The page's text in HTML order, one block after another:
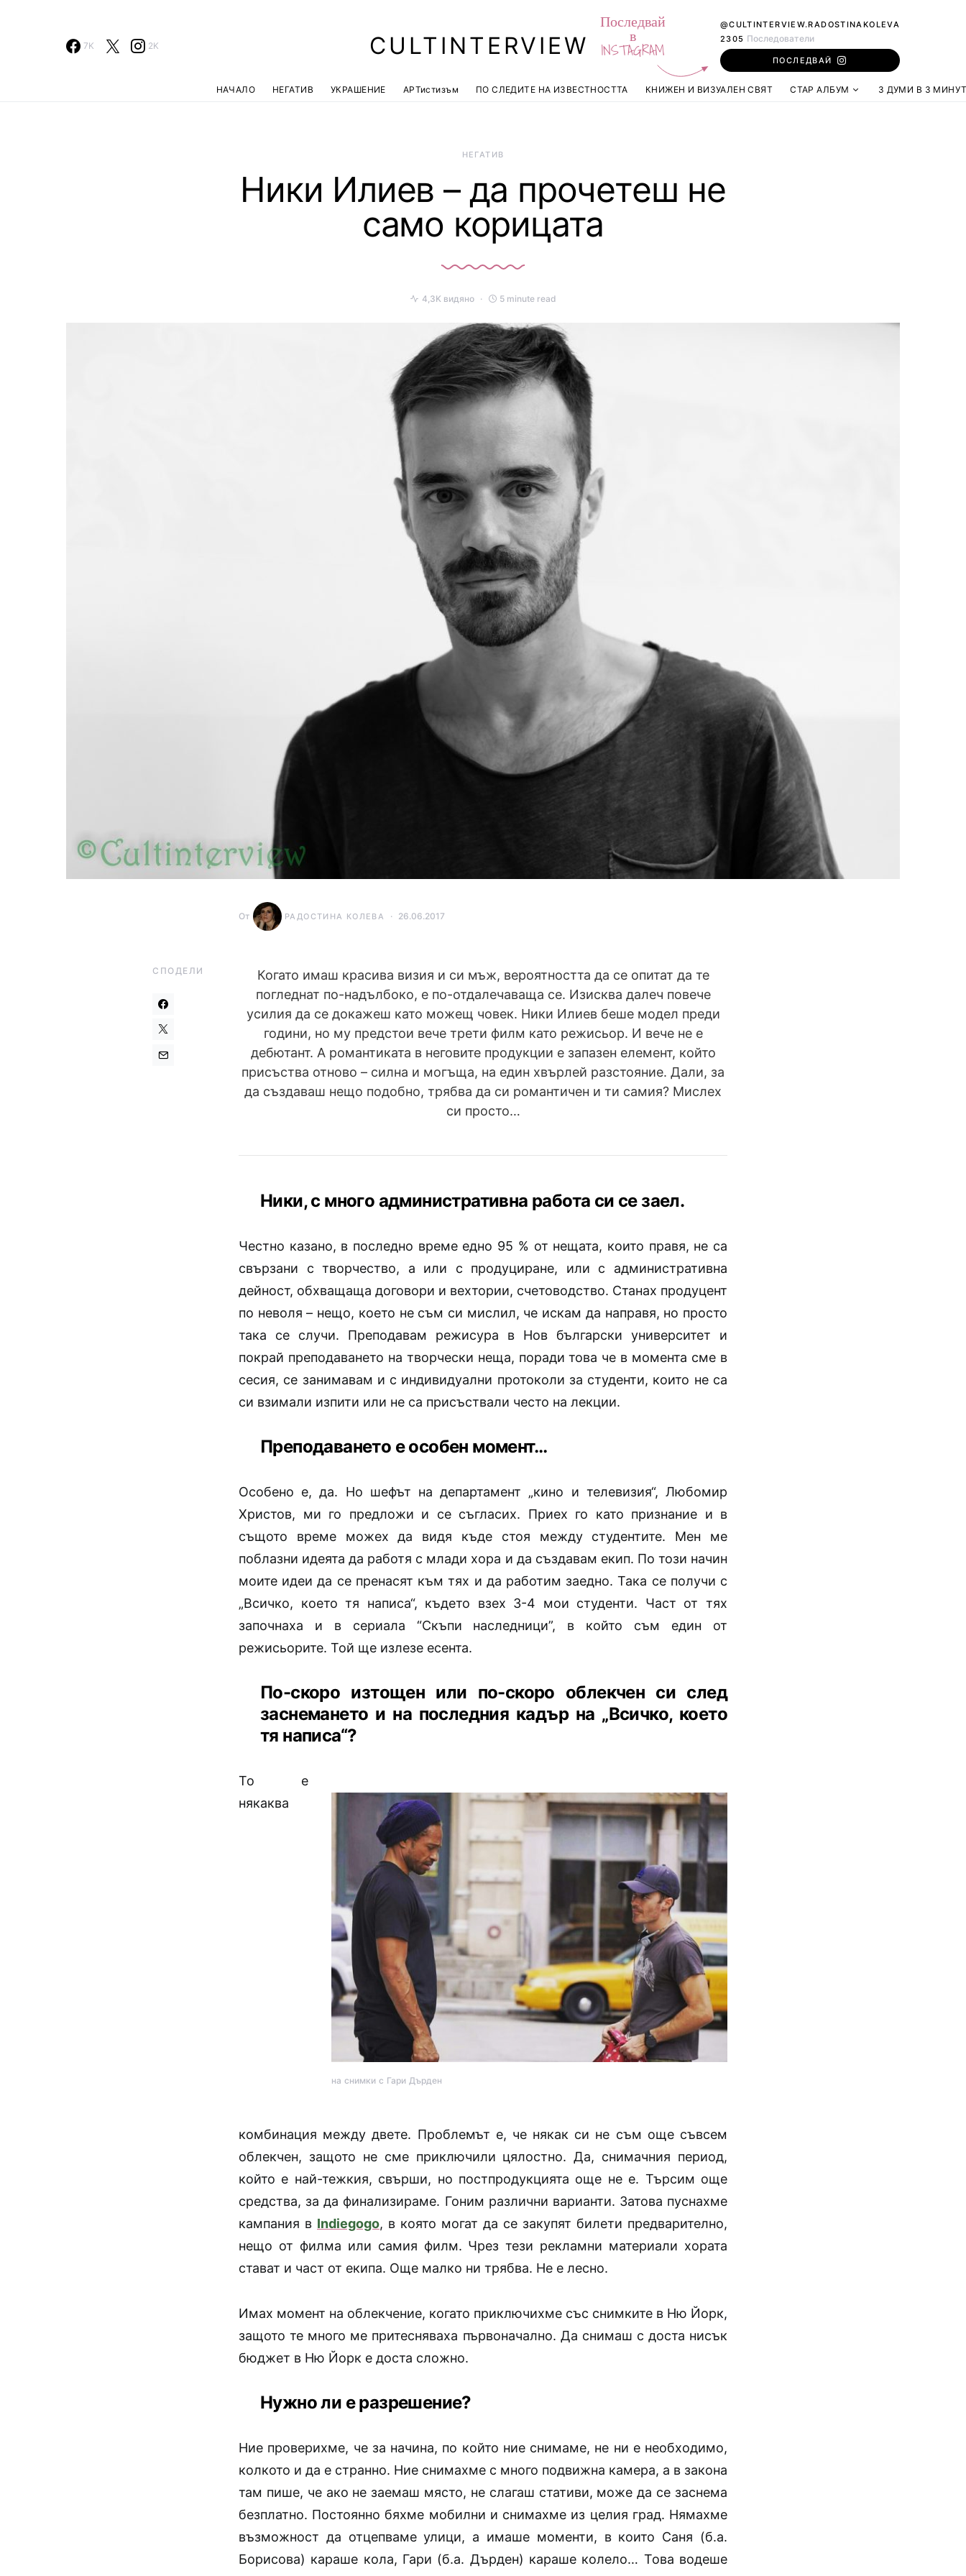
7K 2K CULTINTERVIEW
Последвай
в
INSTAGRAM
@CULTINTERVIEW.RADOSTINAKOLEVA
2305 Последователи
ПОСЛЕДВАЙ
НАЧАЛО НЕГАТИВ УКРАШЕНИЕ АРТистизъм ПО СЛЕДИТЕ НА ИЗВЕСТНОСТТА КНИЖЕН И ВИЗУАЛЕН СВЯТ СТАР АЛБУМ 3 ДУМИ В 3
НЕГАТИВ
Ники Илиев – да прочетеш не
само корицата
4,3K видяно 5 minute read
От РАДОСТИНА КОЛЕВА 26.06.2017
СПОДЕЛИ
Когато имаш красива визия и си мъж, вероятността да се опитат да те
погледнат по-надълбоко, е по-отдалечаваща се. Изисква далеч повече
усилия да се докажеш като можещ човек. Ники Илиев беше модел преди
години, но му предстои вече трети филм като режисьор. И вече не е
дебютант. А романтиката в неговите продукции е запазен елемент, който
присъства отново – силна и могъща, на един хвърлей разстояние. Дали, за
да създаваш нещо подобно, трябва да си романтичен и ти самия? Мислех
си просто…
Ники, с много административна работа си се заел.
Честно казано, в последно време едно 95 % от нещата, които правя, не са
свързани с творчество, а или с продуциране, или с административна
дейност, обхващаща договори и вехтории, счетоводство. Станах продуцент
по неволя – нещо, което не съм си мислил, че искам да направя, но просто
така се случи. Преподавам режисура в Нов български университет и
покрай преподаването на творчески неща, поради това че в момента сме в
сесия, се занимавам и с индивидуални протоколи за студенти, които не са
си взимали изпити или не са присъствали често на лекции.
Преподаването е особен момент…
Особено е, да. Но шефът на департамент „кино и телевизия“, Любомир
Христов, ми го предложи и се съгласих. Приех го като признание и в
същото време можех да видя къде стоя между студентите. Мен ме
поблазни идеята да работя с млади хора и да създавам екип. По този начин
моите идеи да се пренасят към тях и да работим заедно. Така се получи с
„Всичко, което тя написа“, където взех 3-4 мои студенти. Част от тях
започнаха и в сериала “Скъпи наследници”, в който съм един от
режисьорите. Той ще излезе есента.
По-скоро изтощен или по-скоро облекчен си след
заснемането и на последния кадър на „Всичко, което
тя написа“?
на снимки с Гари Дърден
То е
някаква
комбинация между двете. Проблемът е, че някак си не съм още съвсем
облекчен, защото не сме приключили цялостно. Да, снимачния период,
който е най-тежкия, свърши, но постпродукцията още не е. Търсим още
средства, за да финализираме. Гоним различни варианти. Затова пуснахме
кампания в Indiegogo, в която могат да се закупят билети предварително,
нещо от филма или самия филм. Чрез тези рекламни материали хората
стават и част от екипа. Още малко ни трябва. Не е лесно.
Имах момент на облекчение, когато приключихме със снимките в Ню Йорк,
защото те много ме притесняваха първоначално. Да снимаш с доста нисък
бюджет в Ню Йорк е доста сложно.
Нужно ли е разрешение?
Ние проверихме, че за начина, по който ние снимаме, не ни е необходимо,
колкото и да е странно. Ние снимахме с много подвижна камера, а в закона
там пише, че ако не заемаш място, не слагаш стативи, може да се заснема
безплатно. Постоянно бяхме мобилни и снимахме из целия град. Нямахме
възможност да отцепваме улици, а имаше моменти, в които Саня (б.а.
Борисова) караше кола, Гари (б.а. Дърден) караше колело… Това водеше